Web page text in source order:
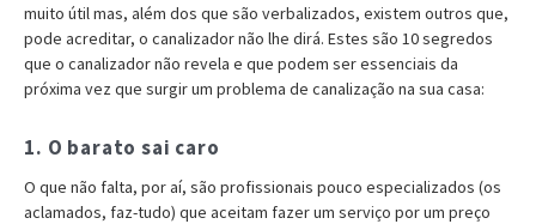
muito útil mas, além dos que são verbalizados, existem outros que,
pode acreditar, o canalizador não lhe dirá. Estes são 10 segredos
que o canalizador não revela e que podem ser essenciais da
próxima vez que surgir um problema de canalização na sua casa:
1. O barato sai caro
O que não falta, por aí, são profissionais pouco especializados (os
aclamados, faz-tudo) que aceitam fazer um serviço por um preço